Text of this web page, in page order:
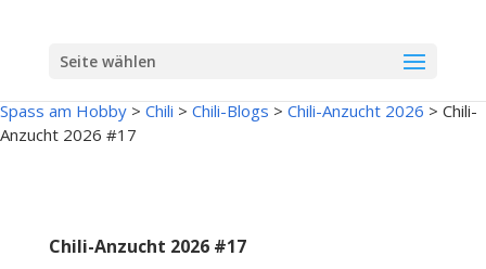
Seite wählen
Spass am Hobby > Chili > Chili-Blogs > Chili-Anzucht 2026 > Chili-
Anzucht 2026 #17
Chili-Anzucht 2026 #17